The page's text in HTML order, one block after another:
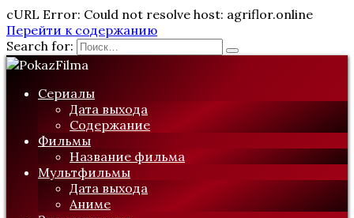
cURL Error: Could not resolve host: agriflor.online
Перейти к содержанию
Search for:
Сериалы
Дата выхода
Содержание
Фильмы
Название фильма
Мультфильмы
Дата выхода
Аниме